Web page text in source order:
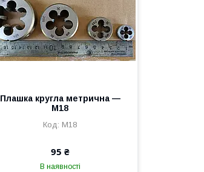
Плашка кругла метрична —
M18
M18
95 ₴
В наявності